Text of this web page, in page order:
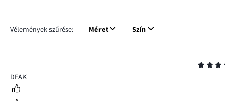
Vélemények szűrése: Méret Szín
5
DEAK